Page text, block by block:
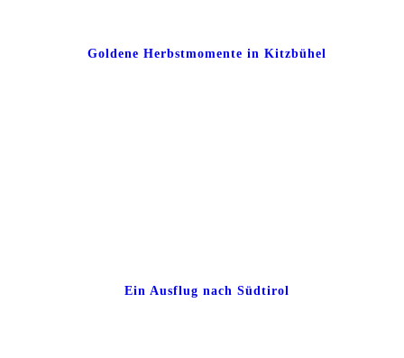
Goldene Herbstmomente in Kitzbühel
Ein Ausflug nach Südtirol